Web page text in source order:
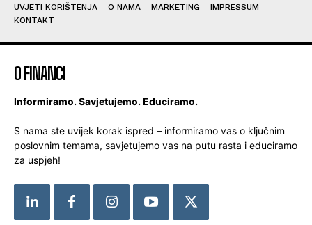
UVJETI KORIŠTENJA O NAMA MARKETING
IMPRESSUM
KONTAKT
O FINANCI
Informiramo. Savjetujemo. Educiramo.
S nama ste uvijek korak ispred – informiramo vas o ključnim
poslovnim temama, savjetujemo vas na putu rasta i educiramo
za uspjeh!